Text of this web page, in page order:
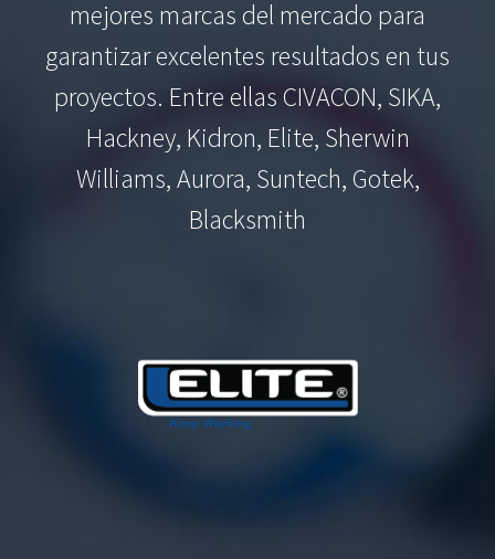
mejores marcas del mercado para
garantizar excelentes resultados en tus
proyectos. Entre ellas CIVACON, SIKA,
Hackney, Kidron, Elite, Sherwin
Williams, Aurora, Suntech, Gotek,
Blacksmith